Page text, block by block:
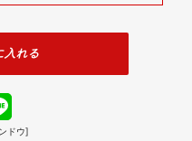
入れる
ドウ]